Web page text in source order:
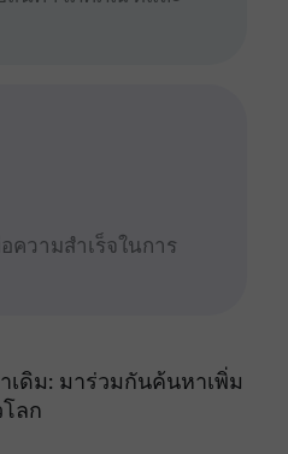
ความสำเร็จในการ
เดิม: มาร่วมกันค้นหาเพิ่ม
ลก